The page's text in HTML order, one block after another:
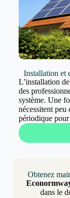
Installation et
L’installation
des
système. Une
nécessitent peu
périodique
Obtenez
dans le